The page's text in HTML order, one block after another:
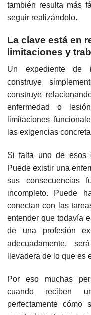
también resulta más
seguir realizándolo.
La clave está en
limitaciones y
Un expediente de
construye
construye
enfermedad o
limitaciones
las exigencias
Si falta uno de esos
Puede existir una
sus consecuencias
incompleto. Puede
conectan con las
entender que todavía
de una profesión
adecuadamente,
llevadera de lo que es
Por eso muchas
cuando reciben
perfectamente